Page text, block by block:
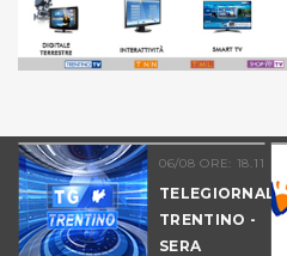
06/08 ORE: 18.11
TELEGIORNALE
TRENTINO -
SERA